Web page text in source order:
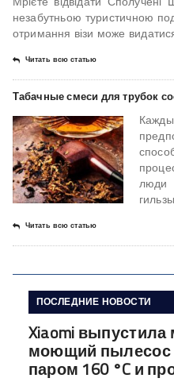
незабутньою туристичною
отримання візи може
Читать всю статью
Табачные смеси для трубок
люди
Читать всю статью
ПОСЛЕДНИЕ НОВОСТИ
Xiaomi
моющий пылесос
паром 160 °C и